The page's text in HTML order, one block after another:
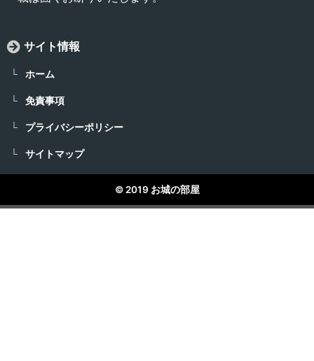
サイト情報
ホーム
免責事項
プライバシーポリシー
サイトマップ
© 2019 お城の部屋